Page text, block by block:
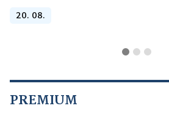
20. 08.
PREMIUM